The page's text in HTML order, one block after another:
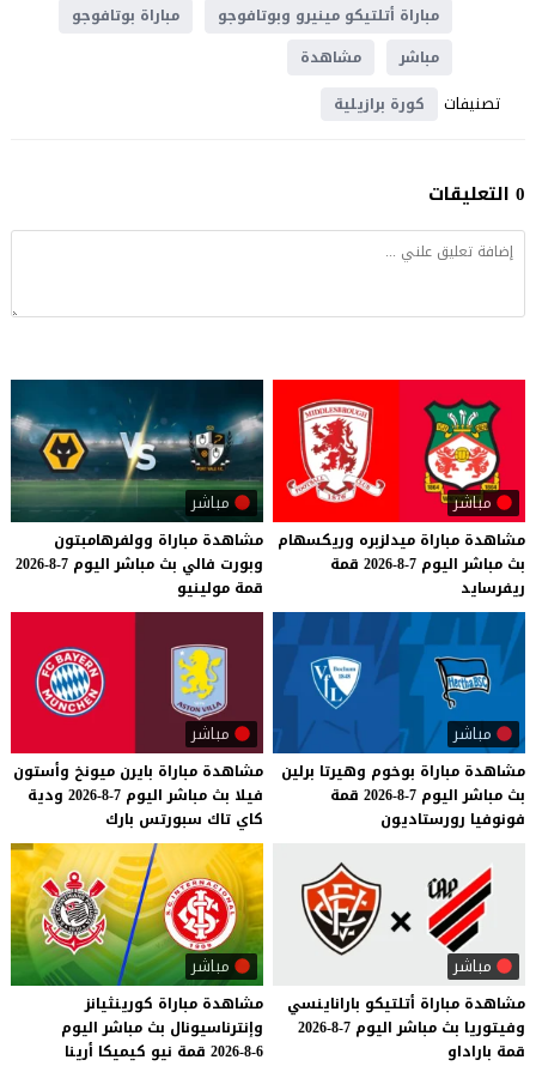
مباراة أتلتيكو مينيرو وبوتافوجو
مباراة بوتافوجو
مباشر
مشاهدة
تصنيفات كورة برازيلية
0 التعليقات
مباشر
مشاهدة مباراة ميدلزبره وريكسهام
بث مباشر اليوم 7-8-2026
قمة
ريفرسايد
مباشر
مشاهدة مباراة وولفرهامبتون
وبورت فالي بث مباشر اليوم 7-8-2026
قمة مولينيو
مباشر
مشاهدة مباراة بوخوم وهيرتا برلين
بث مباشر اليوم 7-8-2026
قمة
فونوفيا رورستاديون
مباشر
مشاهدة مباراة بايرن ميونخ وأستون
فيلا بث مباشر اليوم 7-8-2026
ودية
كاي تاك سبورتس بارك
مباشر
مشاهدة مباراة أتلتيكو باراناينسي
وفيتوريا بث مباشر اليوم 7-8-2026
قمة باراداو
مباشر
مشاهدة مباراة كورينثيانز
وإنترناسيونال بث مباشر اليوم
6-8-2026
قمة نيو كيميكا أرينا